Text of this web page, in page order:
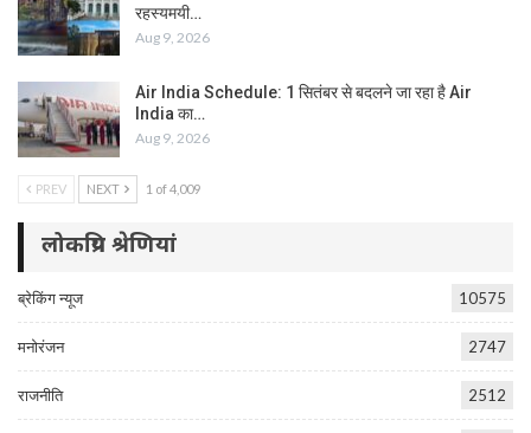
रहस्यमयी…
Aug 9, 2026
Air India Schedule: 1 सितंबर से बदलने जा रहा है Air
India का…
Aug 9, 2026
PREV NEXT 1 of 4,009
लोकप्रिय श्रेणियां
ब्रेकिंग न्यूज 10575
मनोरंजन 2747
राजनीति 2512